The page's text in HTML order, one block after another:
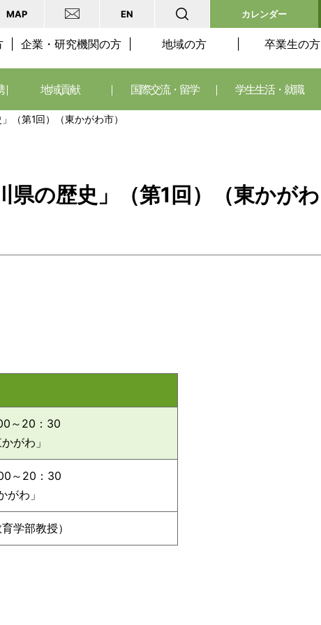
MAP EN カレンダー
企業・研究機関の方 地域の方 卒業生の方
地域貢献 国際交流・留学 学生生活・就職
（第1回）（東かがわ市）
の歴史」（第1回）（東かがわ
～20：30
がわ」
～20：30
がわ」
学部教授）